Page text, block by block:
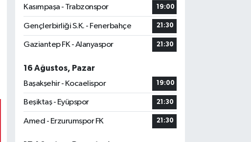
Kasımpaşa - Trabzonspor 19:00
Gençlerbirliği S.K. - Fenerbahçe 21:30
Gaziantep FK - Alanyaspor 21:30
16 Ağustos, Pazar
Başakşehir - Kocaelispor
19:00
Beşiktaş - Eyüpspor 21:30
Amed - Erzurumspor FK 21:30